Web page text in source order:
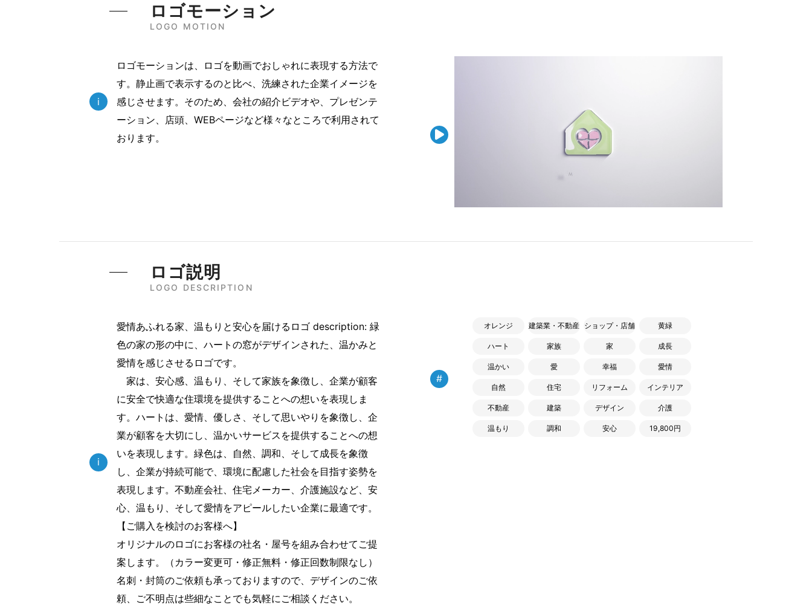
LOGO MOTION
ロゴモーション
i
ロゴモーションは、ロゴを動画でおしゃれに表現する方法で
す。静止画で表示するのと比べ、洗練された企業イメージを
感じさせます。そのため、会社の紹介ビデオや、プレゼンテ
ーション、店頭、WEBページなど様々なところで利用されて
おります。

LOGO DESCRIPTION
ロゴ説明
i
愛情あふれる家、温もりと安心を届けるロゴ description: 緑
色の家の形の中に、ハートの窓がデザインされた、温かみと
愛情を感じさせるロゴです。
家は、安心感、温もり、そして家族を象徴し、企業が顧客
に安全で快適な住環境を提供することへの想いを表現しま
す。ハートは、愛情、優しさ、そして思いやりを象徴し、企
業が顧客を大切にし、温かいサービスを提供することへの想
いを表現します。緑色は、自然、調和、そして成長を象徴
し、企業が持続可能で、環境に配慮した社会を目指す姿勢を
表現します。不動産会社、住宅メーカー、介護施設など、安
心、温もり、そして愛情をアピールしたい企業に最適です。
【ご購入を検討のお客様へ】
オリジナルのロゴにお客様の社名・屋号を組み合わせてご提
案します。（カラー変更可・修正無料・修正回数制限なし）
名刺・封筒のご依頼も承っておりますので、デザインのご依
頼、ご不明点は些細なことでも気軽にご相談ください。
#
オレンジ 建築業・不動産 ショップ・店舗 黄緑
ハート 家族 家 成長
温かい 愛 幸福 愛情
自然 住宅 リフォーム インテリア
不動産 建築 デザイン 介護
温もり 調和 安心 19,800円